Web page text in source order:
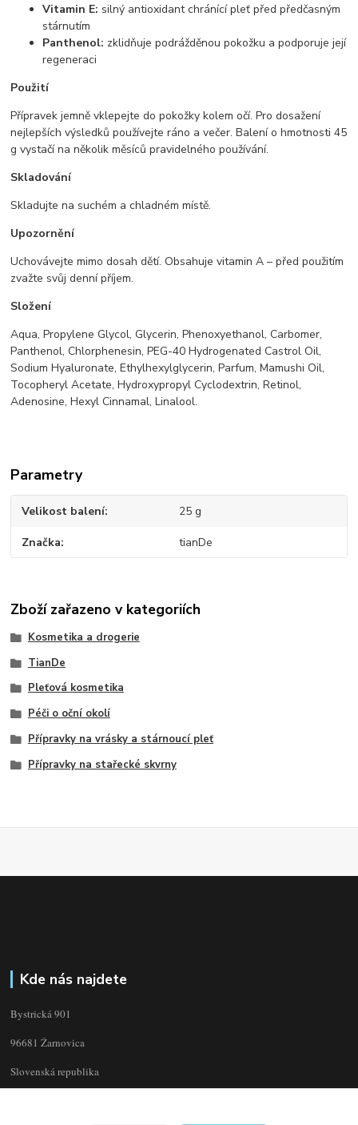
Vitamin E: silný antioxidant chránící pleť před předčasným
stárnutím
Panthenol: zklidňuje podrážděnou pokožku a podporuje její
regeneraci
Použití
Přípravek jemně vklepejte do pokožky kolem očí. Pro dosažení
nejlepších výsledků používejte ráno a večer. Balení o hmotnosti 45
g vystačí na několik měsíců pravidelného používání.
Skladování
Skladujte na suchém a chladném místě.
Upozornění
Uchovávejte mimo dosah dětí. Obsahuje vitamin A – před použitím
zvažte svůj denní příjem.
Složení
Aqua, Propylene Glycol, Glycerin, Phenoxyethanol, Carbomer,
Panthenol, Chlorphenesin, PEG-40 Hydrogenated Castrol Oil,
Sodium Hyaluronate, Ethylhexylglycerin, Parfum, Mamushi Oil,
Tocopheryl Acetate, Hydroxypropyl Cyclodextrin, Retinol,
Adenosine, Hexyl Cinnamal, Linalool.
Parametry
Velikost balení 25 g
Značka tianDe
Zboží zařazeno v kategoriích
Kosmetika a drogerie
TianDe
Pleťová kosmetika
Péči o oční okolí
Přípravky na vrásky a stárnoucí pleť
Přípravky na stařecké skvrny
Kde nás najdete
Bystrická 901
96681 Žarnovica
Slovenská republika